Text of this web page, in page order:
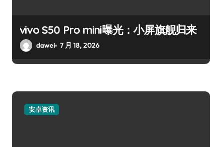
vivo S50 Pro mini曝光：小屏旗舰归来
dawei 7 月 18, 2026
安卓资讯